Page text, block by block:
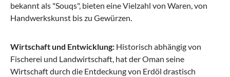
bekannt als "Souqs", bieten eine Vielzahl von Waren, von
Handwerkskunst bis zu Gewürzen.
Wirtschaft und Entwicklung: Historisch abhängig von
Fischerei und Landwirtschaft, hat der Oman seine
Wirtschaft durch die Entdeckung von Erdöl drastisch